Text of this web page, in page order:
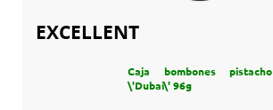
EXCELLENT
Caja bombones pistacho
\'Dubai\' 96g